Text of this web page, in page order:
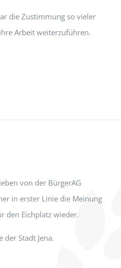
die Zustimmung so vieler
Arbeit weiterzuführen.
von der BürgerAG
in erster Linie die Meinung
den Eichplatz wieder.
der Stadt Jena.